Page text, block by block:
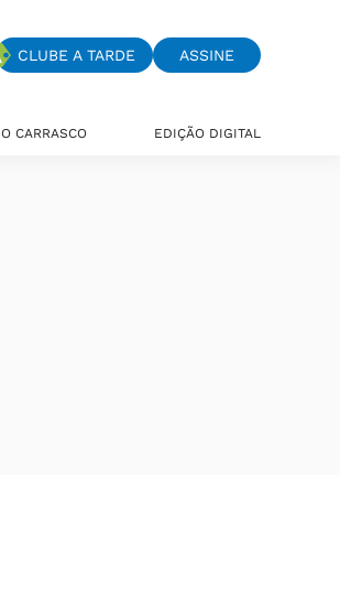
CLUBE A TARDE ASSINE
O CARRASCO EDIÇÃO DIGITAL